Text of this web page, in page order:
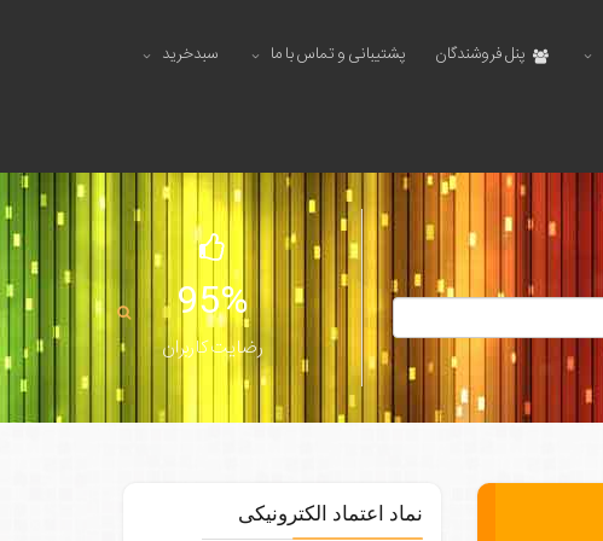
پنل فروشندگان پشتیبانی و تماس با ما سبدخرید
95%
رضایت کاربران
نماد اعتماد الکترونیکی